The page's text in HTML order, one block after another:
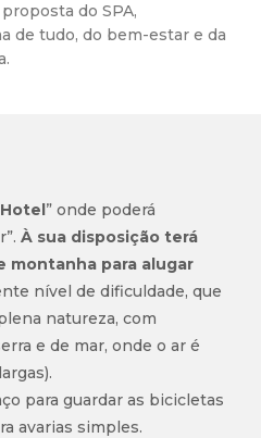
do SPA,
de tudo, do bem-estar e da
” onde poderá
À sua disposição terá
montanha para alugar
nível de dificuldade, que
natureza, com
e de mar, onde o ar é
para guardar as bicicletas
avarias simples.